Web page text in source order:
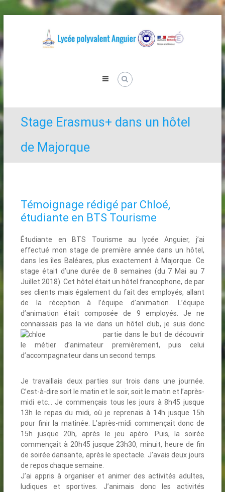
to
content
Stage Erasmus+ dans un hôtel
de Majorque
Témoignage rédigé par Chloé,
étudiante en BTS Tourisme
Étudiante en BTS Tourisme au lycée Anguier, j’ai
effectué mon stage de première année dans un hôtel,
dans les îles Baléares, plus exactement à Majorque. Ce
stage était d’une durée de 8 semaines (du 7 Mai au 7
Juillet 2018). Cet hôtel était un hôtel francophone, de par
ses clients mais également du fait des employés, allant
de la réception à l’équipe d’animation. L’équipe
d’animation était composée de 9 employés. Je ne
connaissais pas la vie dans un hôtel club, je suis donc
partie dans le but de découvrir
le métier d’animateur premièrement, puis celui
d’accompagnateur dans un second temps.
Je travaillais deux parties sur trois dans une journée.
C’est-à-dire soit le matin et le soir, soit le matin et l’après-
midi etc… Je commençais tous les jours à 8h45 jusque
13h le repas du midi, où je reprenais à 14h jusque 15h
pour finir la matinée. L’après-midi commençait donc de
15h jusque 20h, après le jeu apéro. Puis, la soirée
commençait à 20h45 jusque 23h30, minuit, heure de fin
de soirée dansante, après le spectacle. J’avais deux jours
de repos chaque semaine.
J’ai appris à organiser et animer des activités adultes,
ludiques et sportives. J’animais donc les activités